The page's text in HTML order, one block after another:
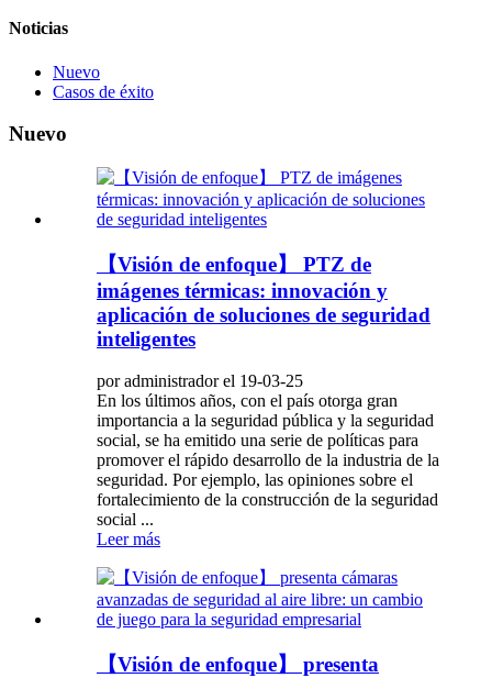
Noticias
Nuevo
Casos de éxito
Nuevo
【Visión de enfoque】 PTZ de
imágenes térmicas: innovación y
aplicación de soluciones de seguridad
inteligentes
por administrador el 19-03-25
En los últimos años, con el país otorga gran
importancia a la seguridad pública y la seguridad
social, se ha emitido una serie de políticas para
promover el rápido desarrollo de la industria de la
seguridad. Por ejemplo, las opiniones sobre el
fortalecimiento de la construcción de la seguridad
social ...
Leer más
【Visión de enfoque】 presenta